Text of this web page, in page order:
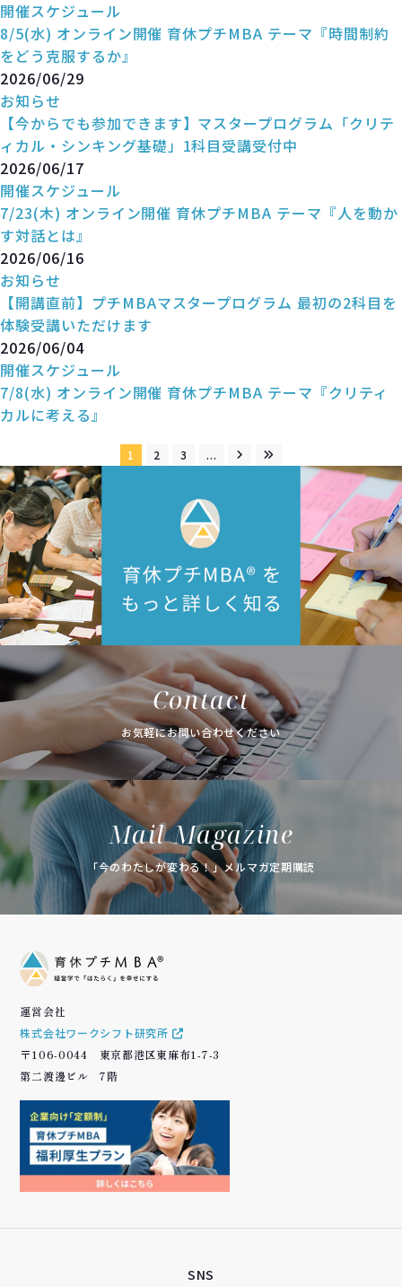
開催スケジュール
8/5(水) オンライン開催 育休プチMBA テーマ『時間制約
をどう克服するか』
2026/06/29
お知らせ
【今からでも参加できます】マスタープログラム「クリテ
ィカル・シンキング基礎」1科目受講受付中
2026/06/17
開催スケジュール
7/23(木) オンライン開催 育休プチMBA テーマ『人を動か
す対話とは』
2026/06/16
お知らせ
【開講直前】プチMBAマスタープログラム 最初の2科目を
体験受講いただけます
2026/06/04
開催スケジュール
7/8(水) オンライン開催 育休プチMBA テーマ『クリティ
カルに考える』
1 2 3 ...
Contact
お気軽にお問い合わせください
Mail Magazine
「今のわたしが変わる！」メルマガ定期購読
運営会社
株式会社ワークシフト研究所
〒106-0044 東京都港区東麻布1-7-3
第二渡邊ビル 7階
SNS